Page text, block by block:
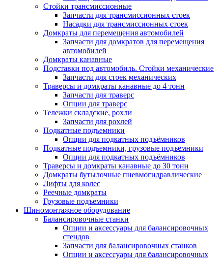
Стойки трансмиссионные
Запчасти для трансмиссионных стоек
Насадки для трансмиссионных стоек
Домкраты для перемещения автомобилей
Запчасти для домкратов для перемещения
автомобилей
Домкраты канавные
Подставки под автомобиль. Стойки механические
Запчасти для стоек механических
Траверсы и домкраты канавные до 4 тонн
Запчасти для траверс
Опции для траверс
Тележки складские, рохли
Запчасти для рохлей
Подкатные подъемники
Опции для подкатных подъёмников
Подкатные подъемники, грузовые подъемники
Опции для подкатных подъёмников
Траверсы и домкраты канавные до 30 тонн
Домкраты бутылочные пневмогидравлические
Лифты для колес
Реечные домкраты
Грузовые подъемники
Шиномонтажное оборудование
Балансировочные станки
Опции и аксессуары для балансировочных
стендов
Запчасти для балансировочных станков
Опции и аксессуары для балансировочных